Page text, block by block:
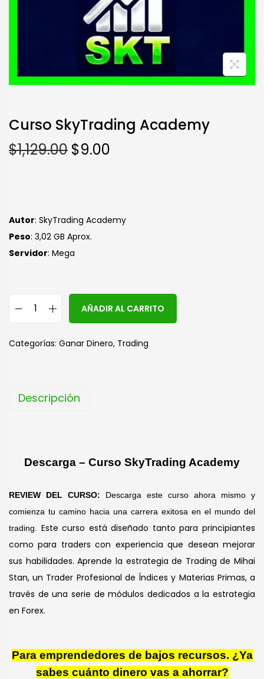
Curso SkyTrading Academy
$1,129.00 $9.00
Autor: SkyTrading Academy
Peso: 3,02 GB Aprox.
Servidor: Mega
AÑADIR AL CARRITO
e
Categorías: Ganar Dinero, Trading
Descripción
Descarga – Curso SkyTrading Academy
REVIEW DEL CURSO: Descarga este curso ahora mismo y
comienza tu camino hacia una carrera exitosa en el mundo del
trading. Este curso está diseñado tanto para principiantes
como para traders con experiencia que desean mejorar
sus habilidades. Aprende la estrategia de Trading de Mihai
Stan, un Trader Profesional de Índices y Materias Primas, a
través de una serie de módulos dedicados a la estrategia
en Forex.
Para emprendedores de bajos recursos. ¿Ya
sabes cuánto dinero vas a ahorrar?